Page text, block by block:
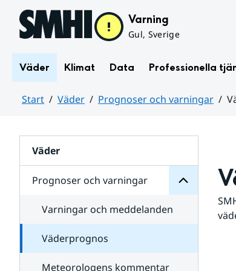
Hoppa till sidans innehåll Varning
Gul, Sverige
Väder Klimat Data Professionella
Start Väder Prognoser och varningar
Väder
Prognoser och varningar
för
varningar
Varningar och meddelanden
Väderprognos
Meteorologens kommentar